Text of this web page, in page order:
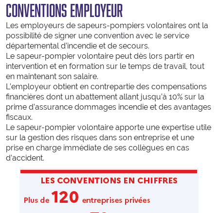
Défense Extérieure Contre l’Incendie (DECI)
Accessibilité des véhicules d’incendie et de secours
Urbanisme
Conventions et label employeur
KIOSQUE
Documents officiels
Supports de communication
Délibérations et commissions
SAUVER
Intoxications
CONVENTIONS EMPLOYEUR
Les employeurs de sapeurs-pompiers volontaires ont la
possibilité de signer une convention avec le service
départemental d’incendie et de secours.
Le sapeur-pompier volontaire peut dès lors partir en
intervention et en formation sur le temps de travail, tout
en maintenant son salaire.
L’employeur obtient en contrepartie des compensations
financières dont un abattement allant jusqu’à 10% sur la
prime d’assurance dommages incendie et des avantages
fiscaux.
Le sapeur-pompier volontaire apporte une expertise utile
sur la gestion des risques dans son entreprise et une
prise en charge immédiate de ses collègues en cas
d’accident.